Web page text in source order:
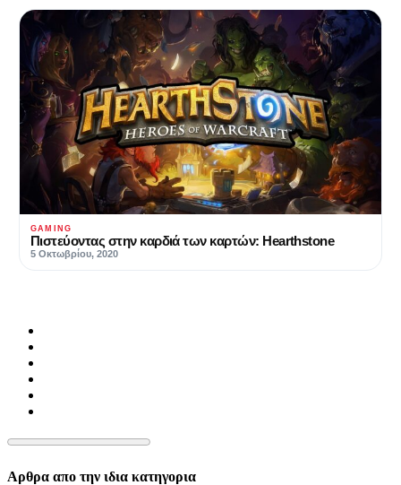
GAMING
Πιστεύοντας στην καρδιά των καρτών: Hearthstone
5 Οκτωβρίου, 2020
Αρθρα απο την ιδια κατηγορια